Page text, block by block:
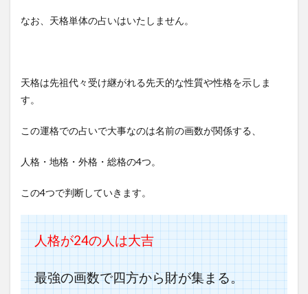
なお、天格単体の占いはいたしません。
天格は先祖代々受け継がれる先天的な性質や性格を示しま
す。
この運格での占いで大事なのは名前の画数が関係する、
人格・地格・外格・総格の4つ。
この4つで判断していきます。
人格が24の人は大吉
最強の画数で四方から財が集まる。